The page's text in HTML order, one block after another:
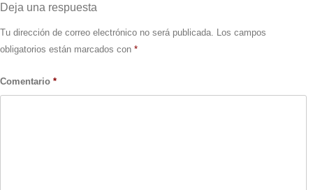
Deja una respuesta
Tu dirección de correo electrónico no será publicada. Los campos
obligatorios están marcados con *
Comentario *